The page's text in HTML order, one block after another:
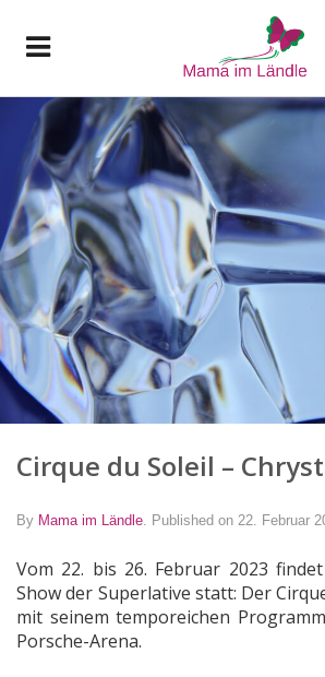
Cirque du Soleil –
By Mama im Ländle Published on 22. Februar
Vom 22. bis 26. Februar 2023
Show der Superlative statt: Der
mit seinem temporeichen
Porsche-Arena.